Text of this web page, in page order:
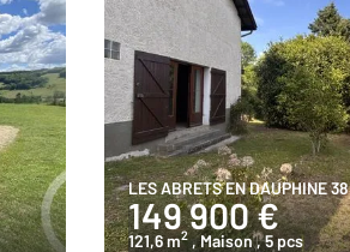
LES ABRETS EN DAUPHINE 38
149 900 €
121,6 m2 , Maison, 5 pcs